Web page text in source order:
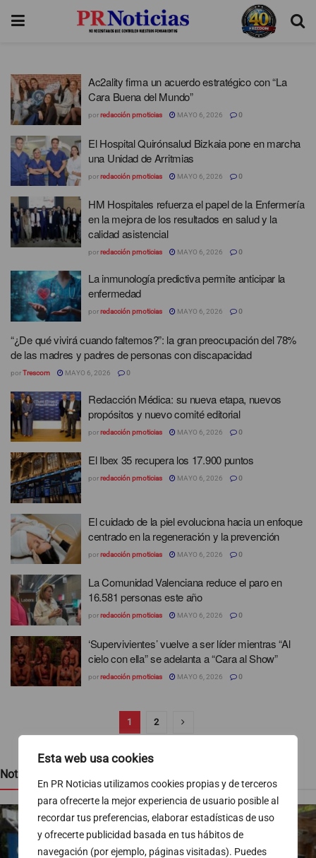
Esta web usa cookies
En PR Noticias utilizamos cookies propias y de terceros
para ofrecerte la mejor experiencia de usuario posible al
recordar tus preferencias, elaborar estadísticas de uso
y ofrecerte publicidad basada en tus hábitos de
navegación (por ejemplo, páginas visitadas). Puedes
Ac2ality firma un acuerdo estratégico con “La
Cara Buena del Mundo”
porredacción prnoticias MAYO 6, 2026 0
El Hospital Quirónsalud Bizkaia pone en marcha
una Unidad de Arritmias
porredacción prnoticias MAYO 6, 2026 0
HM Hospitales refuerza el papel de la Enfermería
en la mejora de los resultados en salud y la
calidad asistencial
porredacción prnoticias MAYO 6, 2026 0
La inmunología predictiva permite anticipar la
enfermedad
porredacción prnoticias MAYO 6, 2026 0
“¿De qué vivirá cuando faltemos?”: la gran preocupación del 78%
de las madres y padres de personas con discapacidad
porTrescom MAYO 6, 2026 0
Redacción Médica: su nueva etapa, nuevos
propósitos y nuevo comité editorial
porredacción prnoticias MAYO 6, 2026 0
El Ibex 35 recupera los 17.900 puntos
porredacción prnoticias MAYO 6, 2026 0
El cuidado de la piel evoluciona hacia un enfoque
centrado en la regeneración y la prevención
porredacción prnoticias MAYO 6, 2026 0
La Comunidad Valenciana reduce el paro en
16.581 personas este año
porredacción prnoticias MAYO 6, 2026 0
‘Supervivientes’ vuelve a ser líder mientras “Al
cielo con ella” se adelanta a “Cara al Show”
porredacción prnoticias MAYO 6, 2026 0
1 2
Noticias recientes